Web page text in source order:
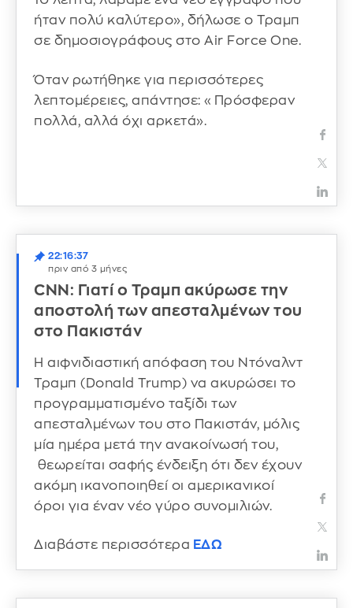
ήταν πολύ καλύτερο», δήλωσε ο Τραμπ
σε δημοσιογράφους στο Air Force One.
Όταν ρωτήθηκε για περισσότερες
λεπτομέρειες, απάντησε: «Πρόσφεραν
πολλά, αλλά όχι αρκετά».
22:16:37
πριν από 3 μήνες
CNN: Γιατί ο Τραμπ ακύρωσε την
αποστολή των απεσταλμένων του
στο Πακιστάν
Η αιφνιδιαστική απόφαση του Ντόναλντ
Τραμπ (Donald Trump) να ακυρώσει το
προγραμματισμένο ταξίδι των
απεσταλμένων του στο Πακιστάν, μόλις
μία ημέρα μετά την ανακοίνωσή του,
θεωρείται σαφής ένδειξη ότι δεν έχουν
ακόμη ικανοποιηθεί οι αμερικανικοί
όροι για έναν νέο γύρο συνομιλιών.
Διαβάστε περισσότερα ΕΔΩ